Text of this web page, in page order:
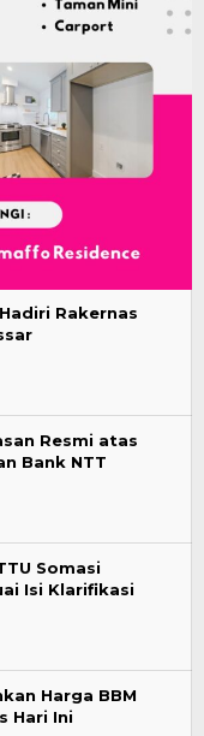
Rakernas
Resmi atas
Bank NTT
Somasi
Isi Klarifikasi
Harga BBM
Hari Ini